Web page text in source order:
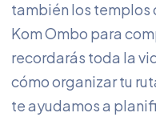
también los templos
Kom Ombo para
recordarás toda la
cómo organizar tu
te ayudamos a